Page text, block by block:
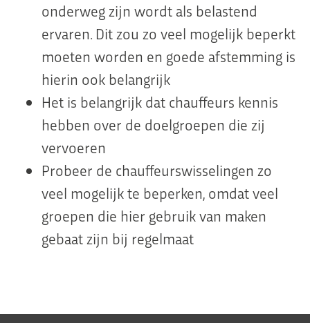
onderweg zijn wordt als belastend
ervaren. Dit zou zo veel mogelijk beperkt
moeten worden en goede afstemming is
hierin ook belangrijk
Het is belangrijk dat chauffeurs kennis
hebben over de doelgroepen die zij
vervoeren
Probeer de chauffeurswisselingen zo
veel mogelijk te beperken, omdat veel
groepen die hier gebruik van maken
gebaat zijn bij regelmaat